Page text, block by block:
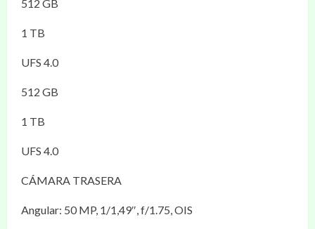
512 GB
1 TB
UFS 4.0
512 GB
1 TB
UFS 4.0
CÁMARA TRASERA
Angular: 50 MP, 1/1,49″, f/1.75, OIS